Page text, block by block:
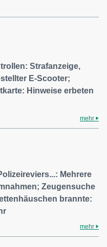
Strafanzeige,
E-Scooter;
Hinweise erbeten
mehr
Mehrere
Zeugensuche
brannte:
mehr